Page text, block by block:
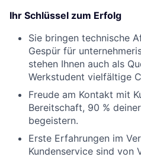
Ihr Schlüssel zum Erfolg
Sie bringen technische
Gespür für
stehen Ihnen auch als
Werkstudent vielfältige
Freude am Kontakt mit
Bereitschaft, 90 %
begeistern.
Erste Erfahrungen im
Kundenservice sind von